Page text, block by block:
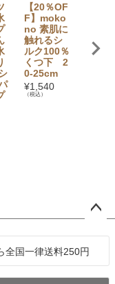
【20％OF
F】moko
no 素肌に
触れるシ
ルク100％
くつ下 2
0-25cm
¥1,540
（税込）
氷屋さ
ちの削
ジト
へ
全国一律送料250円